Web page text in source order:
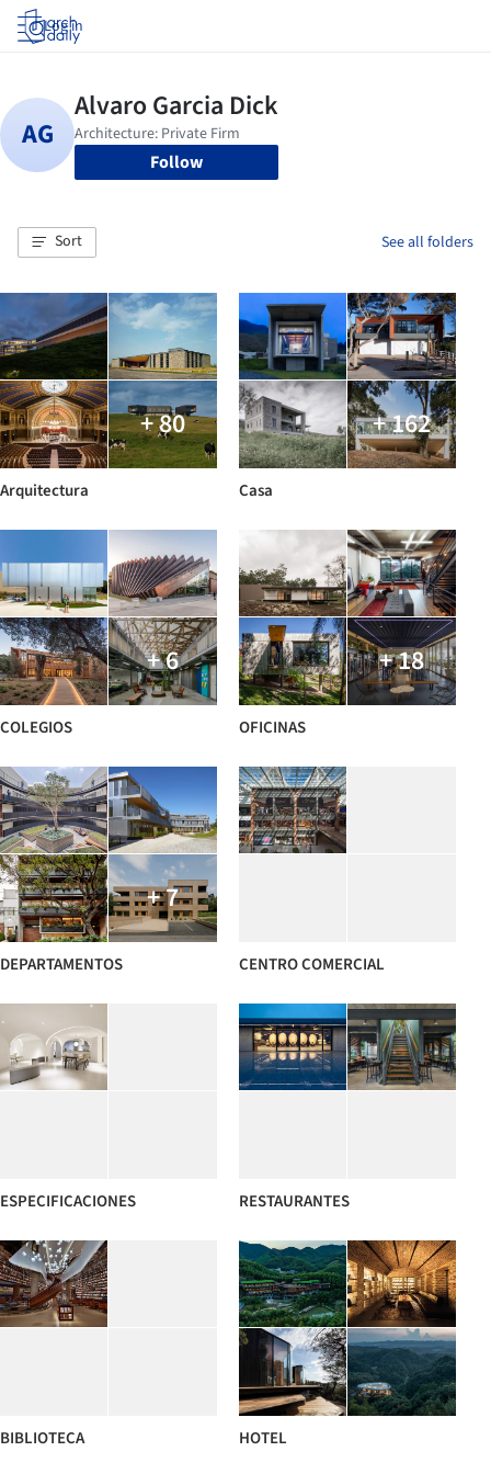
Log in
Follow
Sort See all folders
+ 80
Arquitectura
+ 162
Casa
+ 6
COLEGIOS
+ 18
OFICINAS
+ 7
DEPARTAMENTOS CENTRO COMERCIAL
ESPECIFICACIONES RESTAURANTES
BIBLIOTECA HOTEL